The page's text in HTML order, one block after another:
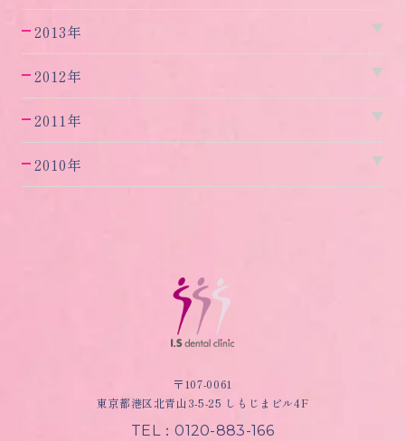
2013年
2012年
2011年
2010年
〒107-0061
東京都港区北青山3-5-25 しもじまビル4F
TEL：0120-883-166